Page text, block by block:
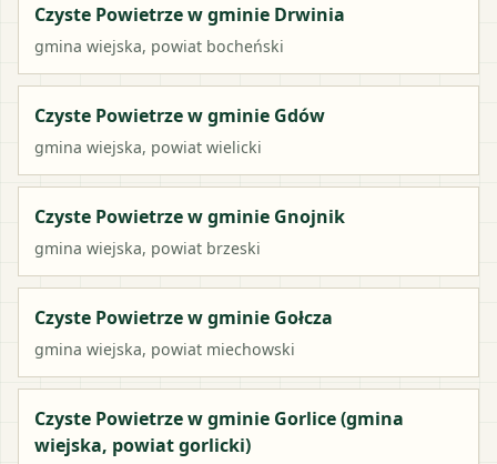
Czyste Powietrze w gminie Drwinia
gmina wiejska, powiat bocheński
Czyste Powietrze w gminie Gdów
gmina wiejska, powiat wielicki
Czyste Powietrze w gminie Gnojnik
gmina wiejska, powiat brzeski
Czyste Powietrze w gminie Gołcza
gmina wiejska, powiat miechowski
Czyste Powietrze w gminie Gorlice (gmina
wiejska, powiat gorlicki)